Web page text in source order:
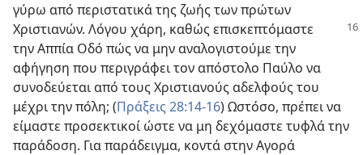
γύρω από περιστατικά της ζωής των πρώτων
Χριστιανών. Λόγου χάρη, καθώς επισκεπτόμαστε
την Αππία Οδό πώς να μην αναλογιστούμε την
αφήγηση που περιγράφει τον απόστολο Παύλο να
συνοδεύεται από τους Χριστιανούς αδελφούς του
μέχρι την πόλη; (Πράξεις 28:14-16) Ωστόσο, πρέπει να
είμαστε προσεκτικοί ώστε να μη δεχόμαστε τυφλά την
παράδοση. Για παράδειγμα, κοντά στην Αγορά